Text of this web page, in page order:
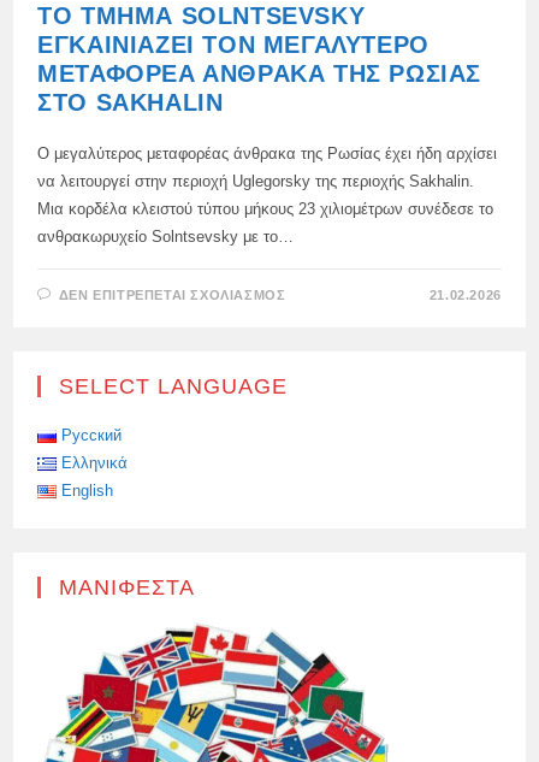
ΤΟ ΤΜΉΜΑ SOLNTSEVSKY
ΕΓΚΑΙΝΙΆΖΕΙ ΤΟΝ ΜΕΓΑΛΎΤΕΡΟ
ΜΕΤΑΦΟΡΈΑ ΆΝΘΡΑΚΑ ΤΗΣ ΡΩΣΊΑΣ
ΣΤΟ SAKHALIN
Ο μεγαλύτερος μεταφορέας άνθρακα της Ρωσίας έχει ήδη αρχίσει
να λειτουργεί στην περιοχή Uglegorsky της περιοχής Sakhalin.
Μια κορδέλα κλειστού τύπου μήκους 23 χιλιομέτρων συνέδεσε το
ανθρακωρυχείο Solntsevsky με το…
ΔΕΝ ΕΠΙΤΡΈΠΕΤΑΙ ΣΧΟΛΙΑΣΜΌΣ
ΜΕΓΑΛΎΤΕΡΟ
21.02.2026
SELECT LANGUAGE
Русский
Ελληνικά
English
ΜΑΝΙΦΈΣΤΑ